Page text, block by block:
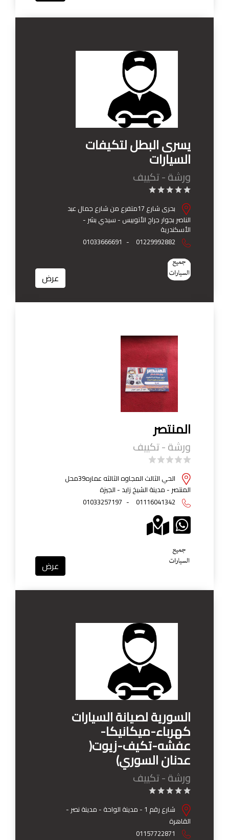
يسرى البطل لتكيفات
السيارات
ورشة - تكييف
بحرى شارع 17متفرع من شارع جمال عبد
الناصر بجوار جراج الأتوبيس - سيدي بشر -
الأسكندرية
01229992882
-
01033666691
عرض
المنتصر
ورشة - تكييف
الحي الثالث المجاوه الثالثه عماره39محل
المنتصر - مدينة الشيخ زايد - الجيزة
01116041342
-
01033257197
عرض
السورية لصيانة السيارات
كهرباء-ميكانيكا-
عفشه-تكيف-زيوت(
عدنان السوري)
ورشة - تكييف
شارع رقم 1 - مدينة الواحة - مدينة نصر -
القاهرة
01157722871